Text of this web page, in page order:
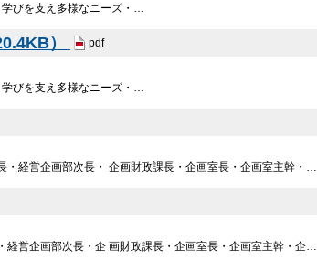
びを支え多様なニーズ・…
） pdf
びを支え多様なニーズ・…
・経営企画部次長・ 企画財政課長・企画室長・企画室主幹・…
経営企画部次長・企 画財政課長・企画室長・企画室主幹・企…